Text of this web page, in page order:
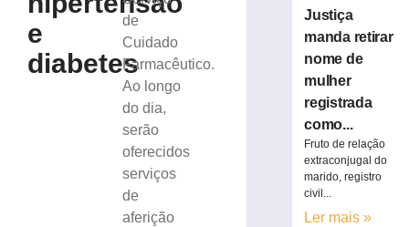
e
diabetes
de
Cuidado
Farmacêutico.
Ao longo
do dia,
serão
oferecidos
serviços
de
aferição
INTERNACIONAL
CERVEJA:
Médico
Justiça
manda retirar
nome de
mulher
registrada
como...
Fruto de relação
extraconjugal do
marido, registro
civil...
Ler mais »